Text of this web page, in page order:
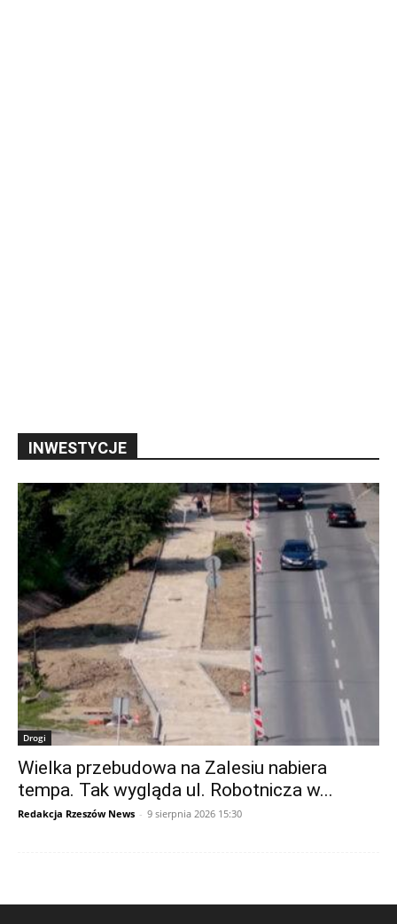
INWESTYCJE
Drogi
Wielka przebudowa na Zalesiu nabiera
tempa. Tak wygląda ul. Robotnicza w...
Redakcja Rzeszów News - 9 sierpnia 2026 15:30